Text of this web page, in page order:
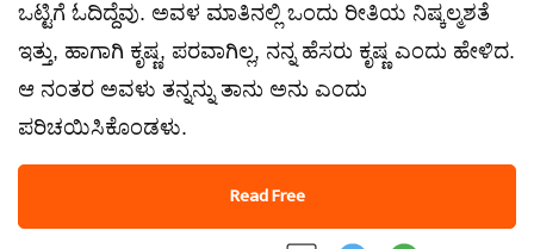
ಒಟ್ಟಿಗೆ ಓದಿದ್ದೆವು. ಅವಳ ಮಾತಿನಲ್ಲಿ ಒಂದು ರೀತಿಯ ನಿಷ್ಕಲ್ಮಶತೆ
ಇತ್ತು, ಹಾಗಾಗಿ ಕೃಷ್ಣ, ಪರವಾಗಿಲ್ಲ, ನನ್ನ ಹೆಸರು ಕೃಷ್ಣ ಎಂದು ಹೇಳಿದ.
ಆ ನಂತರ ಅವಳು ತನ್ನನ್ನು ತಾನು ಅನು ಎಂದು
ಪರಿಚಯಿಸಿಕೊಂಡಳು.
Read Free